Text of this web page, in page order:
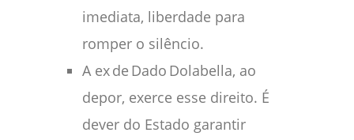
imediata, liberdade para
romper o silêncio.
A ex de Dado Dolabella, ao
depor, exerce esse direito. É
dever do Estado garantir